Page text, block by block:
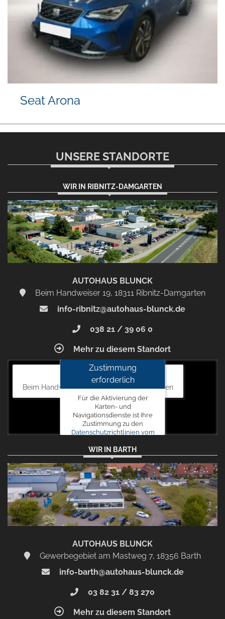
Seat Arona
UNSERE STANDORTE
WIR IN RIBNITZ-DAMGARTEN
AUTOHAUS BLUNCK
Beim Handweiser 19, 18311 Ribnitz-Damgarten
info-ribnitz@autohaus-blunck.de
038 21 / 39 06 0
Mehr zu diesem Standort
Autohaus Blunck
Beim Handweiser 19, 18311 Ribnitz-Damgarten
Zustimmung
erforderlich
Für die Aktivierung der
Karten- und
Navigationsdienste ist Ihre
Zustimmung zu den
Datenschutzrichtlinien vom
erforderlich.
Zustimmen
und
aktivieren
WIR IN BARTH
AUTOHAUS BLUNCK
Gewerbegebiet am Mastweg 7, 18356 Barth
info-barth@autohaus-blunck.de
03 82 31 / 83 270
Mehr zu diesem Standort